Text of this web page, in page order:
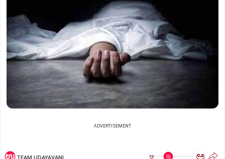
ADVERTISEMENT
ಅ ಅ